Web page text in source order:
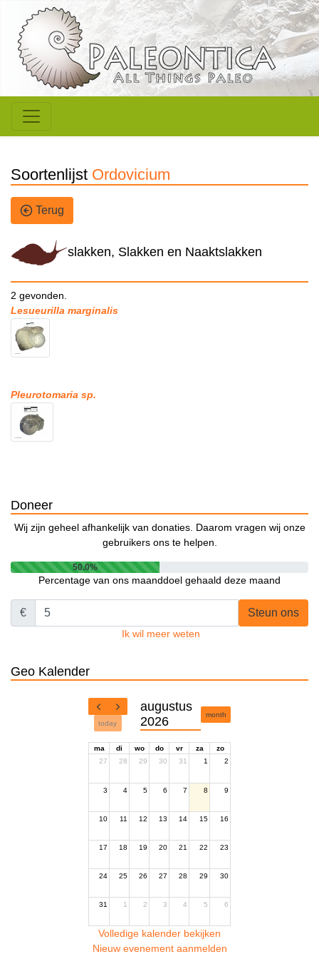
Soortenlijst Ordovicium
Terug
slakken, Slakken en Naaktslakken
2 gevonden.
Lesueurilla marginalis
Pleurotomaria sp.
Doneer
Wij zijn geheel afhankelijk van donaties. Daarom vragen wij onze
gebruikers ons te helpen.
50.0%
Percentage van ons maanddoel gehaald deze maand
€ Steun ons
Ik wil meer weten
Geo Kalender
today
augustus
2026
month
ma di wo do vr za
zo
27
28 29 30 31 1 2
3 4 5 6 7 8 9
10 11 12 13 14 15 16
17 18 19 20 21 22 23
24 25 26 27 28 29 30
31 1 2 3 4 5 6
Volledige kalender bekijken
Nieuw evenement aanmelden